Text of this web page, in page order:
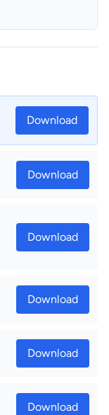
Download
Download
Download
Download
Download
Download